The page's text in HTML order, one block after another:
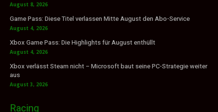
August 8, 2026
Game Pass: Diese Titel verlassen Mitte August den Abo-Service
August 4, 2026
Xbox Game Pass: Die Highlights für August enthüllt
August 4, 2026
Xbox verlässt Steam nicht – Microsoft baut seine PC-Strategie weiter
aus
August 3, 2026
Racing